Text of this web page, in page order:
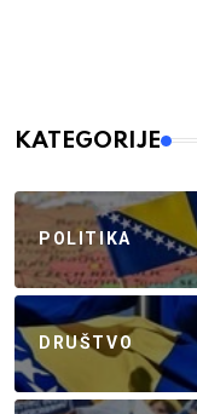
KATEGORIJE
POLITIKA
DRUŠTVO